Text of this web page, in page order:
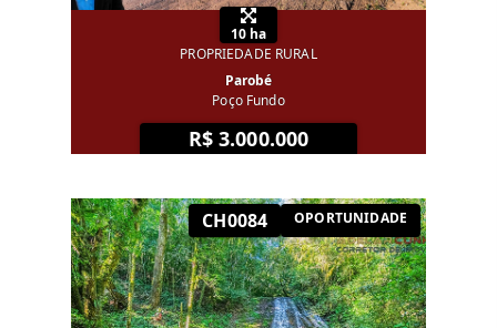
10 ha
PROPRIEDADE RURAL
Parobé
Poço Fundo
R$ 3.000.000
CH0084 OPORTUNIDADE